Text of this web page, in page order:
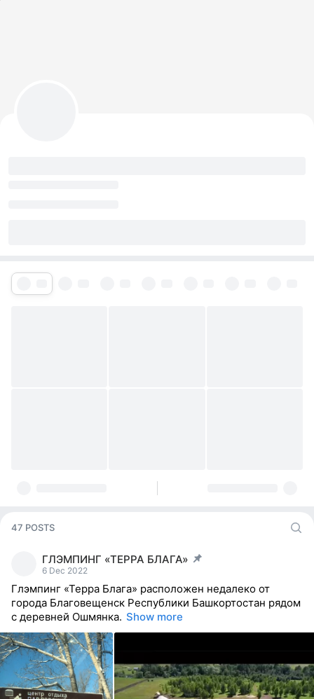
47 POSTS
ГЛЭМПИНГ «ТЕРРА БЛАГА»
post pinned
6 Dec 2022
Глэмпинг «Терра Блага» расположен недалеко от
города Благовещенск Республики Башкортостан рядом
с деревней Ошмянка. Show more